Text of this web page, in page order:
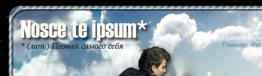
07.08.2026
Главная |